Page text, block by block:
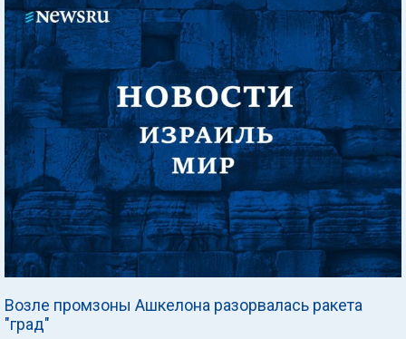
Возле промзоны Ашкелона разорвалась ракета
"град"